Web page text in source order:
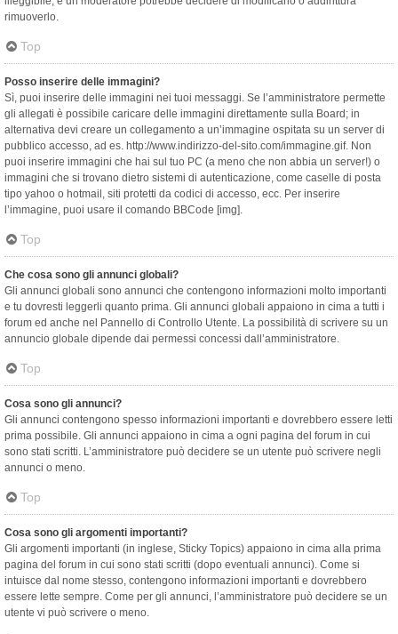
rimuoverlo.
Top
Posso inserire delle immagini?
Sì, puoi inserire delle immagini nei tuoi messaggi. Se l’amministratore permette
gli allegati è possibile caricare delle immagini direttamente sulla Board; in
alternativa devi creare un collegamento a un’immagine ospitata su un server di
pubblico accesso, ad es. http://www.indirizzo-del-sito.com/immagine.gif. Non
puoi inserire immagini che hai sul tuo PC (a meno che non abbia un server!) o
immagini che si trovano dietro sistemi di autenticazione, come caselle di posta
tipo yahoo o hotmail, siti protetti da codici di accesso, ecc. Per inserire
l’immagine, puoi usare il comando BBCode [img].
Top
Che cosa sono gli annunci globali?
Gli annunci globali sono annunci che contengono informazioni molto importanti
e tu dovresti leggerli quanto prima. Gli annunci globali appaiono in cima a tutti i
forum ed anche nel Pannello di Controllo Utente. La possibilità di scrivere su un
annuncio globale dipende dai permessi concessi dall’amministratore.
Top
Cosa sono gli annunci?
Gli annunci contengono spesso informazioni importanti e dovrebbero essere letti
prima possibile. Gli annunci appaiono in cima a ogni pagina del forum in cui
sono stati scritti. L’amministratore può decidere se un utente può scrivere negli
annunci o meno.
Top
Cosa sono gli argomenti importanti?
Gli argomenti importanti (in inglese, Sticky Topics) appaiono in cima alla prima
pagina del forum in cui sono stati scritti (dopo eventuali annunci). Come si
intuisce dal nome stesso, contengono informazioni importanti e dovrebbero
essere lette sempre. Come per gli annunci, l’amministratore può decidere se un
utente vi può scrivere o meno.